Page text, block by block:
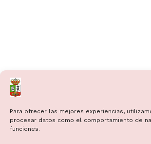
Para ofrecer las mejores experiencias,
procesar datos como el comportamiento de
funciones.